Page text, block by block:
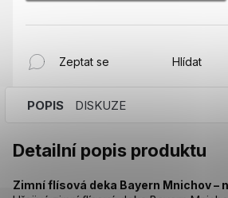
Zeptat se Hlídat
POPIS DISKUZE
Detailní popis produktu
Zimní flísová deka Bayern Mnichov –